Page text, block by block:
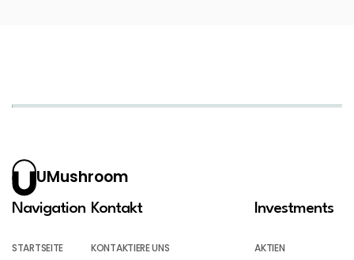
UMushroom
Navigation
STARTSEITE
Kontakt
KONTAKTIERE UNS
Investments
AKTIEN